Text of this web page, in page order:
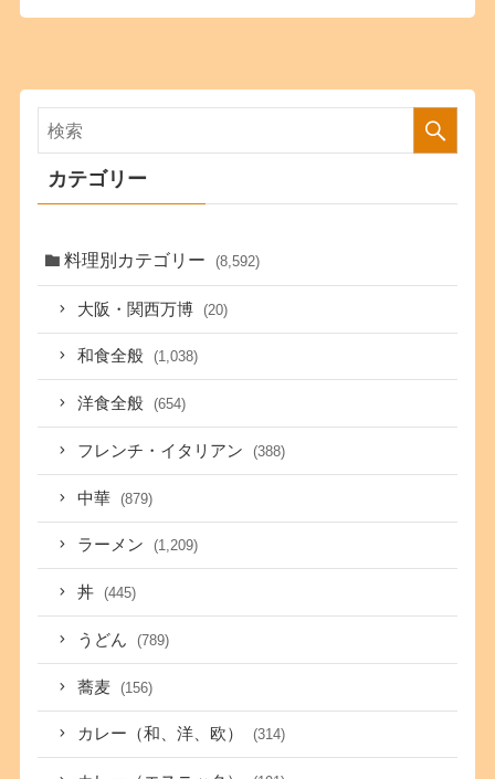
カテゴリー
料理別カテゴリー (8,592)
大阪・関西万博 (20)
和食全般 (1,038)
洋食全般 (654)
フレンチ・イタリアン (388)
中華 (879)
ラーメン (1,209)
丼 (445)
うどん (789)
蕎麦 (156)
カレー（和、洋、欧） (314)